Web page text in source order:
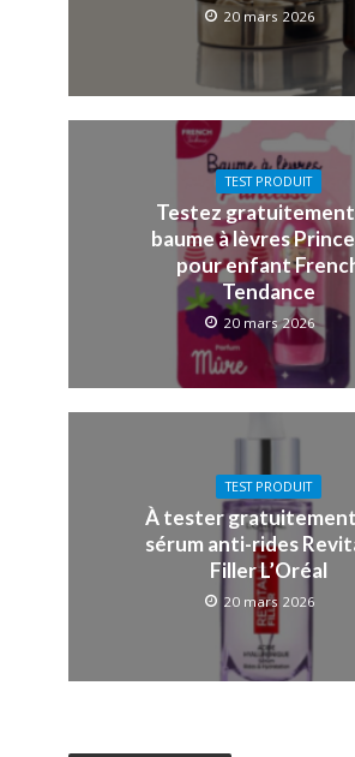
20 mars 2026
TEST PRODUIT
Testez
baume à lèvres
pour enfant
Tendance
20 mars 2026
TEST PRODUIT
À tester gratuitement
sérum anti-rides
Filler L’Oréal
20 mars 2026